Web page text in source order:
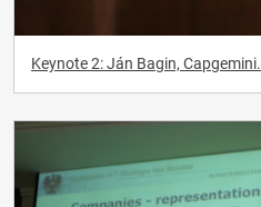
Keynote 2: Ján Bagin, Capgemini.